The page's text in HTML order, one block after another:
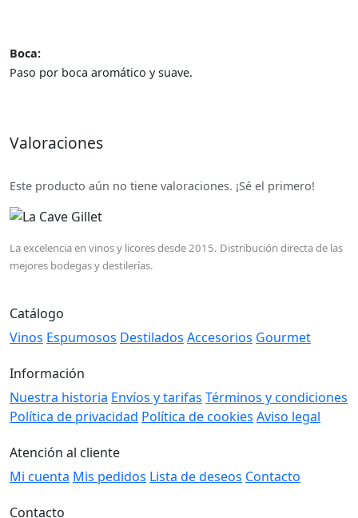
Boca:
Paso por boca aromático y suave.
Valoraciones
Este producto aún no tiene valoraciones. ¡Sé el primero!
La excelencia en vinos y licores desde 2015. Distribución directa de las
mejores bodegas y destilerías.
Catálogo
Vinos Espumosos Destilados Accesorios Gourmet
Información
Nuestra historia Envíos y tarifas Términos y condiciones
Política de privacidad Política de cookies Aviso legal
Atención al cliente
Mi cuenta Mis pedidos Lista de deseos Contacto
Contacto